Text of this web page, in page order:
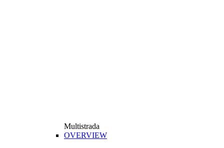
Multistrada
OVERVIEW